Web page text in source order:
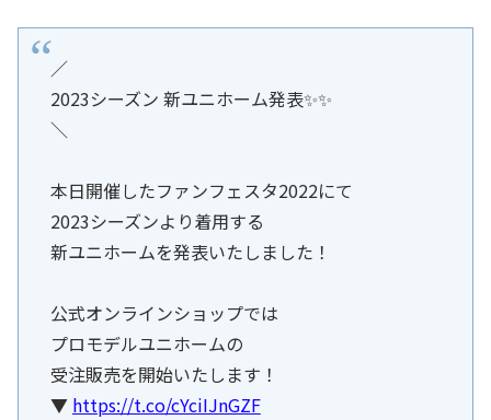
／
2023シーズン 新ユニホーム発表✨✨
＼
本日開催したファンフェスタ2022にて
2023シーズンより着用する
新ユニホームを発表いたしました！
公式オンラインショップでは
プロモデルユニホームの
受注販売を開始いたします！
▼ https://t.co/cYciIJnGZF